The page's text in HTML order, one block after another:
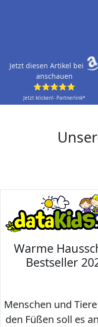
Jetzt diesen Artikel bei
anschauen
⭐⭐⭐⭐⭐
Jetzt klicken!- Partnerlink*
Warme
Bestseller
Menschen und
den Füßen soll es